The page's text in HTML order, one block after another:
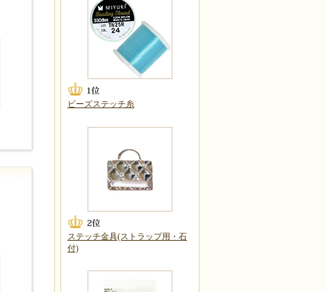
ビーズステッチ糸
ステッチ金具(ストラップ用・石
付)